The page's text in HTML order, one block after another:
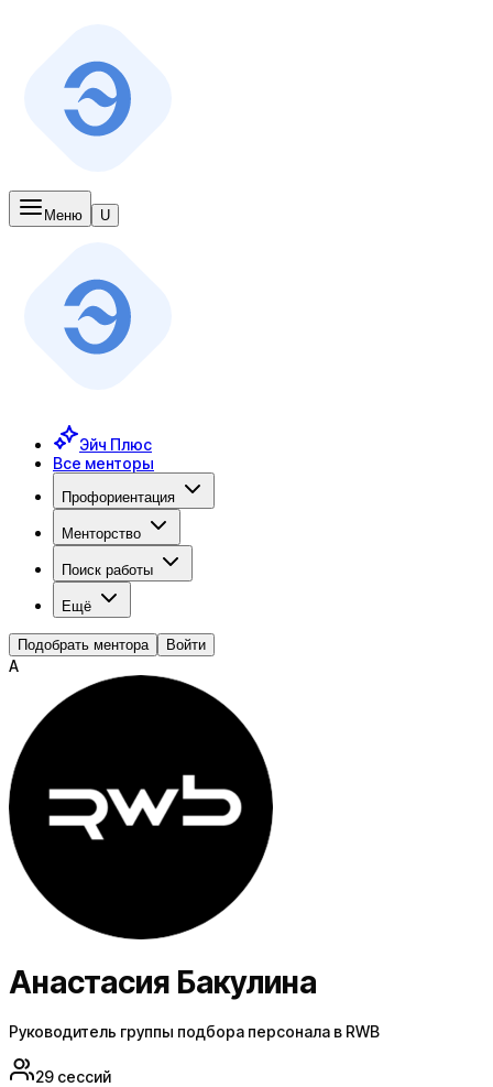
Меню U
Эйч Плюс
Все менторы
Профориентация
Менторство
Поиск работы
Ещё
Подобрать ментора Войти
А
Анастасия Бакулина
Руководитель группы подбора персонала в RWB
29 сессий